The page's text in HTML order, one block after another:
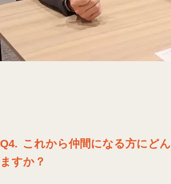
Q4. これから仲間になる方にど
ますか？